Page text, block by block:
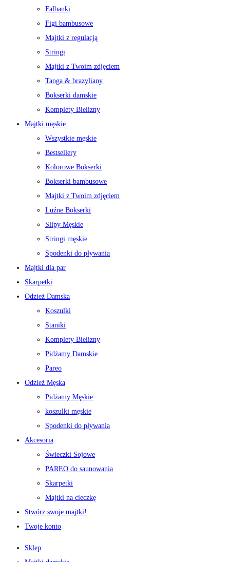
Falbanki
Figi bambusowe
Majtki z regulacją
Stringi
Majtki z Twoim zdjęciem
Tanga & brazyliany
Bokserki damskie
Komplety Bielizny
Majtki męskie
Wszystkie męskie
Bestsellery
Kolorowe Bokserki
Bokserki bambusowe
Majtki z Twoim zdjęciem
Luźne Bokserki
Slipy Męskie
Stringi męskie
Spodenki do pływania
Majtki dla par
Skarpetki
Odzież Damska
Koszulki
Staniki
Komplety Bielizny
Pidżamy Damskie
Pareo
Odzież Męska
Pidżamy Męskie
koszulki męskie
Spodenki do pływania
Akcesoria
Świeczki Sojowe
PAREO do saunowania
Skarpetki
Majtki na cieczkę
Stwórz swoje majtki!
Twoje konto
Sklep